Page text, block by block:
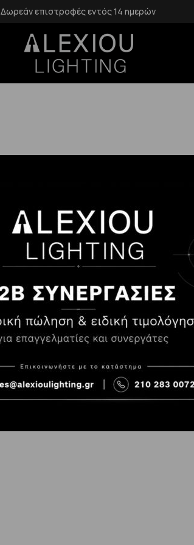
Δωρεάν επιστροφές εντός 14 ημερών
Η Εταιρεία μας
Επικοινωνία
Blog
Τρόποι Παραγγελίας
Τρόποι Αποστολής και
κόστος
Επιστροφές
Δεδομένων
Όροι
Cookies
Consent